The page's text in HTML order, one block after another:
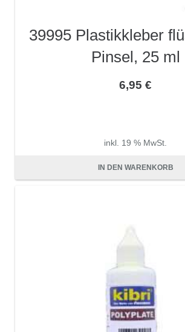
39995 Plastikkleber
Pinsel, 25 ml
6,95 €
inkl. 19 % MwSt.
zzgl.Versandkosten
IN DEN WARENKORB